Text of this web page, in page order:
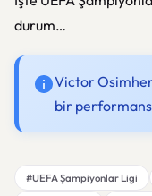
durum…
Victor
bir
#UEFA Şampiyonlar Ligi